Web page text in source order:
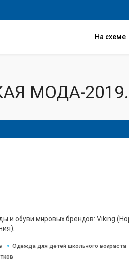
На схеме
МОДА-
и обуви мировых брендов: Viking
Одежда для детей школьного возраста